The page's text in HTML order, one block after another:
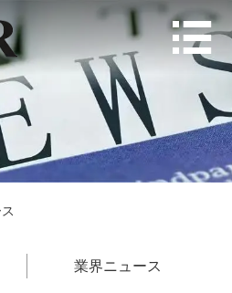

業界ニュース